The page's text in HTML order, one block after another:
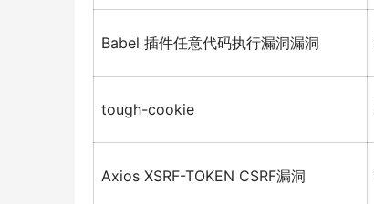
Babel 插件任意代码执行漏洞漏洞
tough-cookie
Axios XSRF-TOKEN CSRF漏洞